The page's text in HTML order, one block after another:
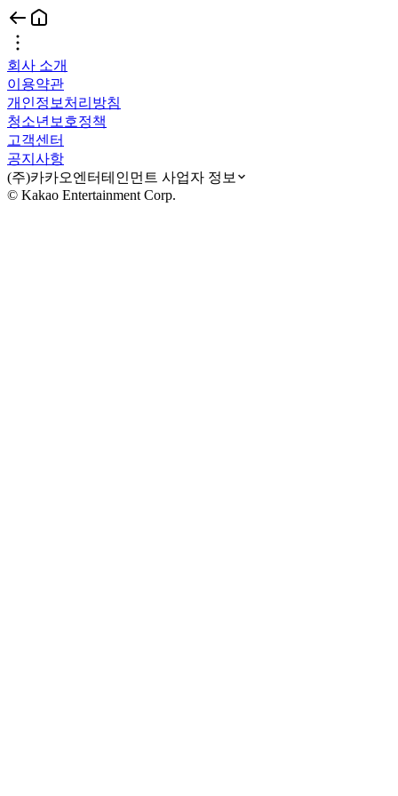
회사 소개
이용약관
개인정보처리방침
청소년보호정책
고객센터
공지사항
(주)카카오엔터테인먼트 사업자 정보
© Kakao Entertainment Corp.